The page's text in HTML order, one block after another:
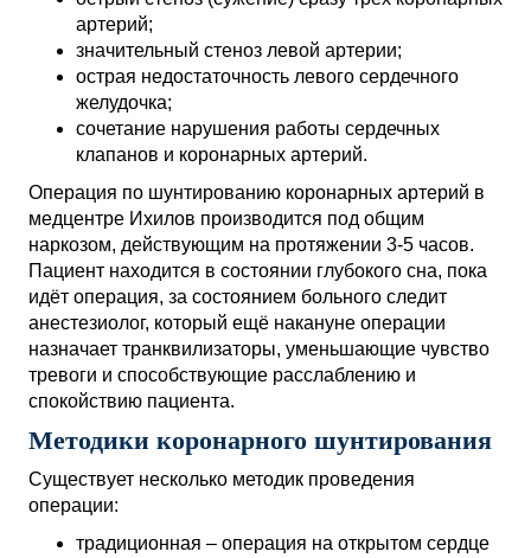
артерий;
значительный стеноз левой артерии;
острая недостаточность левого сердечного
желудочка;
сочетание нарушения работы сердечных
клапанов и коронарных артерий.
Операция по шунтированию коронарных артерий в
медцентре Ихилов производится под общим
наркозом, действующим на протяжении 3-5 часов.
Пациент находится в состоянии глубокого сна, пока
идёт операция, за состоянием больного следит
анестезиолог, который ещё накануне операции
назначает транквилизаторы, уменьшающие чувство
тревоги и способствующие расслаблению и
спокойствию пациента.
Методики коронарного шунтирования
Существует несколько методик проведения
операции:
традиционная – операция на открытом сердце